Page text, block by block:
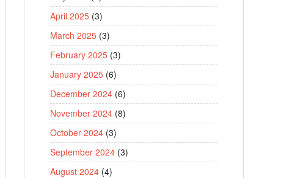
April 2025 (3)
March 2025 (3)
February 2025 (3)
January 2025 (6)
December 2024 (6)
November 2024 (8)
October 2024 (3)
September 2024 (3)
August 2024 (4)